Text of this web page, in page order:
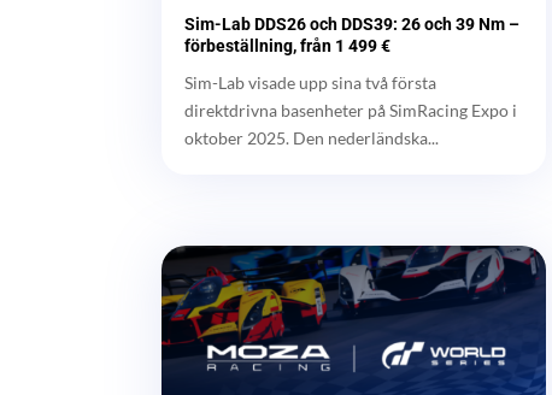
Sim-Lab DDS26 och DDS39: 26 och 39 Nm –
förbeställning, från 1 499 €
Sim-Lab visade upp sina två första
direktdrivna basenheter på SimRacing Expo i
oktober 2025. Den nederländska...